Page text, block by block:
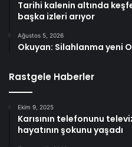
Tarihi kalenin altında
başka izleri arıyor
Ağustos 5, 2026
Okuyan: Silahlanma yeni
Rastgele Haberler
Ekim 9, 2025
Karısının telefonunu
hayatının şokunu yaşadı